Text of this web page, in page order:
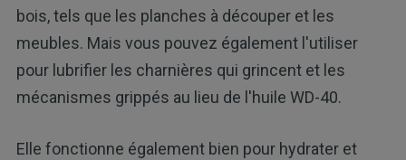
bois, tels que les planches à découper et les
meubles. Mais vous pouvez également l'utiliser
pour lubrifier les charnières qui grincent et les
mécanismes grippés au lieu de l'huile WD-40.
Elle fonctionne également bien pour hydrater et